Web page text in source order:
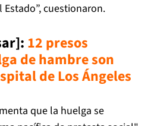
cuestionaron.
12 presos
de hambre son
de Los Ángeles
que la huelga se